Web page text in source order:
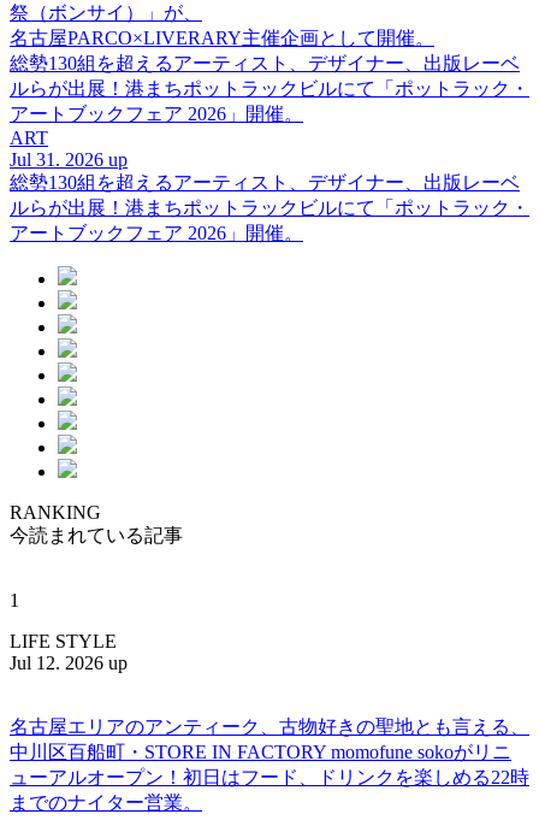
祭（ボンサイ）」が、
名古屋PARCO×LIVERARY主催企画として開催。
総勢130組を超えるアーティスト、デザイナー、出版レーベ
ルらが出展！港まちポットラックビルにて「ポットラック・
アートブックフェア 2026」開催。
ART
Jul 31. 2026 up
総勢130組を超えるアーティスト、デザイナー、出版レーベ
ルらが出展！港まちポットラックビルにて「ポットラック・
アートブックフェア 2026」開催。
RANKING
今読まれている記事
1
LIFE STYLE
Jul 12. 2026 up
名古屋エリアのアンティーク、古物好きの聖地とも言える、
中川区百船町・STORE IN FACTORY momofune sokoがリニ
ューアルオープン！初日はフード、ドリンクを楽しめる22時
までのナイター営業。